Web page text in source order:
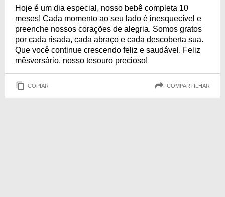
Hoje é um dia especial, nosso bebê completa 10
meses! Cada momento ao seu lado é inesquecível e
preenche nossos corações de alegria. Somos gratos
por cada risada, cada abraço e cada descoberta sua.
Que você continue crescendo feliz e saudável. Feliz
mêsversário, nosso tesouro precioso!
COPIAR COMPARTILHAR